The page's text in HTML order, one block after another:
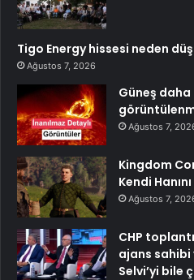
Tigo Energy hissesi neden
Ağustos 7, 2026
Güneş
Ağustos 7,
Kingdom
Kendi
Ağustos 7,
CHP
ajans
Selvi’yi bile